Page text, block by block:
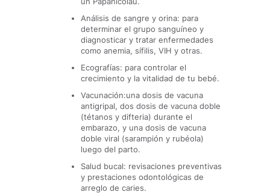
Análisis de sangre y orina: para
determinar el grupo sanguíneo y
diagnosticar y tratar enfermedades
como anemia, sífilis, VIH y otras.
Ecografías: para controlar el
crecimiento y la vitalidad de tu bebé.
Vacunación:una dosis de vacuna
antigripal, dos dosis de vacuna doble
(tétanos y difteria) durante el
embarazo, y una dosis de vacuna
doble viral (sarampión y rubéola)
luego del parto.
Salud bucal: revisaciones preventivas
y prestaciones odontológicas de
arreglo de caries.